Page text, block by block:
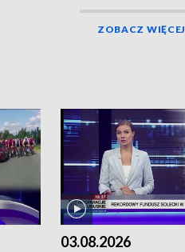
ZOBACZ WIĘCEJ
03.08.2026